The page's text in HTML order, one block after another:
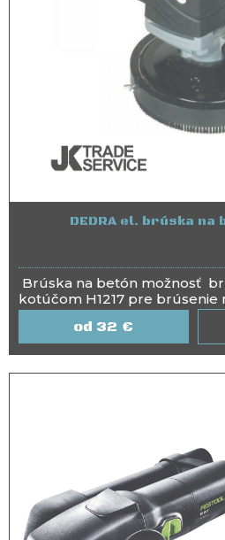
DEDRA el. brúska na
Brúska na betón možnosť
kotúčom H1217 pre brúsenie
32 €